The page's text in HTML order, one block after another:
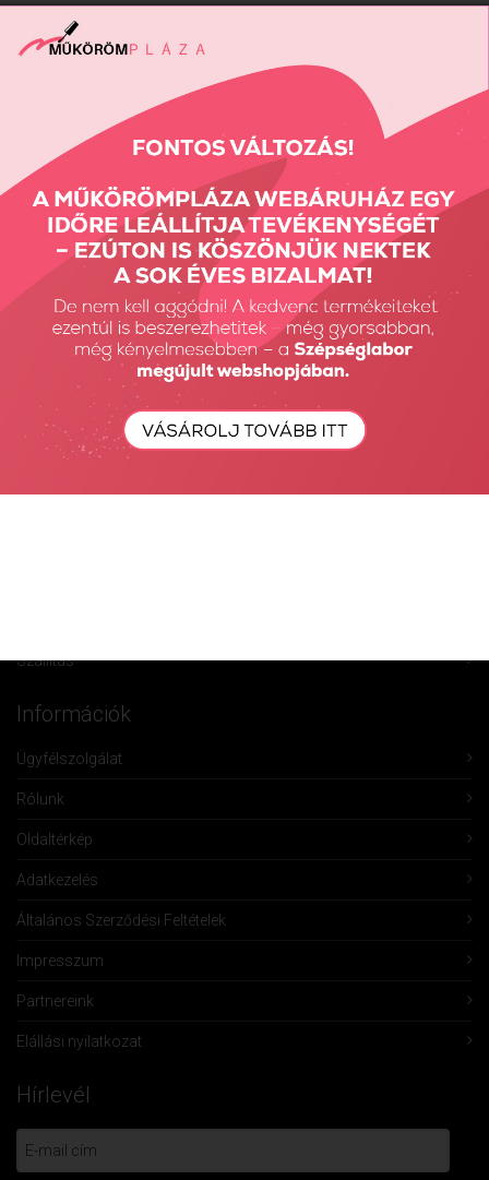
Részletes Kereső
Keresés...
Keresés
Fiók Karbantartás
Fiók törlése
Rendeléseim
Szállítás
Információk
Ügyfélszolgálat
Rólunk
Oldaltérkép
Adatkezelés
Általános Szerződési Feltételek
Impresszum
Partnereink
Elállási nyilatkozat
Hírlevél